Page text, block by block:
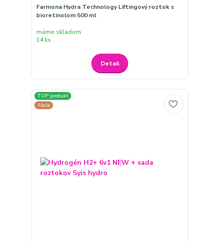
Farmona Hydra Technology Liftingový roztok s
bioretinolom 500 ml
máme skladom
14 ks
Detail
TOP produkt
Akcia